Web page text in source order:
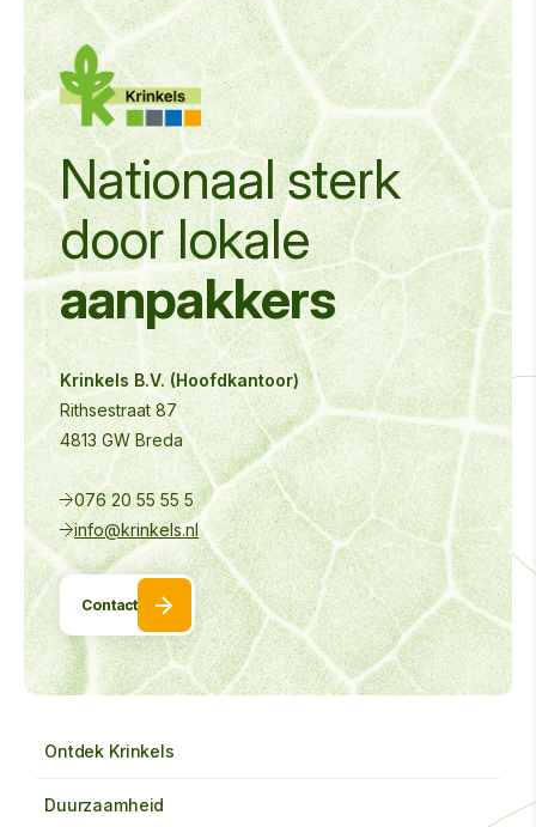
Nationaal sterk
doorlokale
aanpakkers
Krinkels B.V. (Hoofdkantoor)
Rithsestraat 87
4813 GW Breda
076 20 55 55 5
info@krinkels.nl
Contact
Ontdek Krinkels
Duurzaamheid